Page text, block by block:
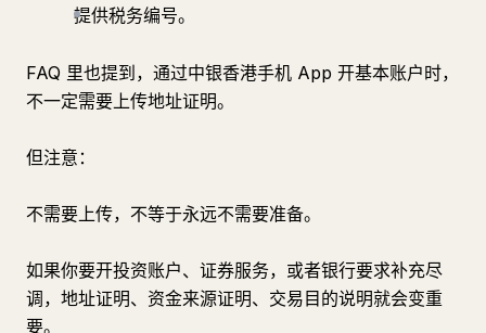
提供税务编号。
FAQ 里也提到，通过中银香港手机 App 开基本账户时，
不一定需要上传地址证明。
但注意：
不需要上传，不等于永远不需要准备。
如果你要开投资账户、证券服务，或者银行要求补充尽
调，地址证明、资金来源证明、交易目的说明就会变重
要。